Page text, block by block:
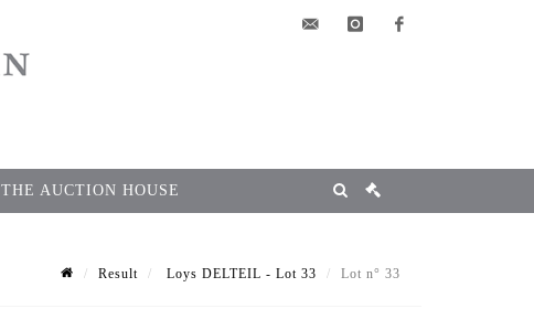
THE AUCTION HOUSE
Result Loys DELTEIL - Lot 33 Lot n° 33